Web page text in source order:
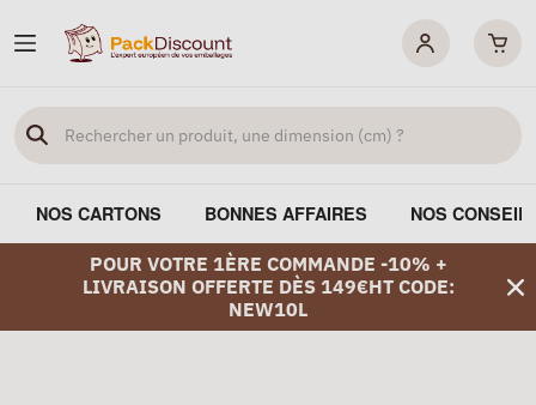
NOS CARTONS BONNES AFFAIRES NOS
POUR VOTRE 1ÈRE COMMANDE -10% +
LIVRAISON OFFERTE DÈS 149€HT CODE:
NEW10L